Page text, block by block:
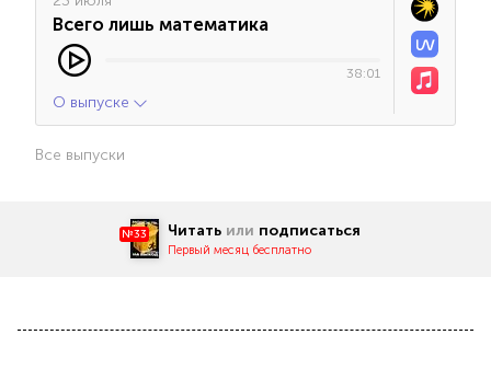
Всего лишь математика
38:01
О выпуске
Все выпуски
№33 Читать или подписаться
Первый месяц бесплатно